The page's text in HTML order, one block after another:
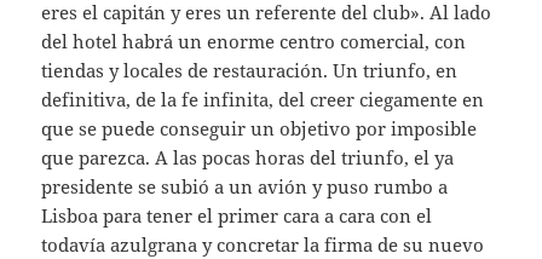
eres el capitán y eres un referente del club». Al lado
del hotel habrá un enorme centro comercial, con
tiendas y locales de restauración. Un triunfo, en
definitiva, de la fe infinita, del creer ciegamente en
que se puede conseguir un objetivo por imposible
que parezca. A las pocas horas del triunfo, el ya
presidente se subió a un avión y puso rumbo a
Lisboa para tener el primer cara a cara con el
todavía azulgrana y concretar la firma de su nuevo